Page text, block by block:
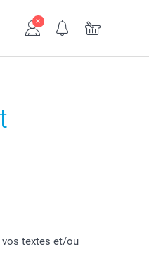
vos textes et/ou